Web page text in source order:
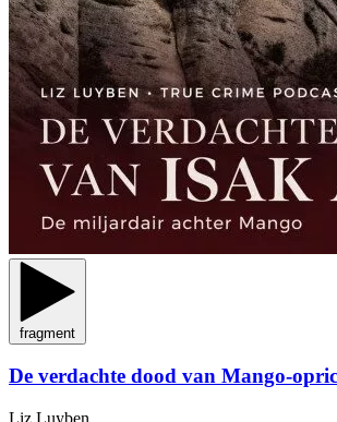
fragment
De verdachte dood van Mango-
Liz Luyben